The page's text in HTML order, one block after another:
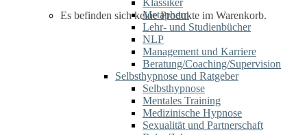
Es befinden sich keine Produkte im Warenkorb.
Klassiker
Metaphern
Lehr- und Studienbücher
NLP
Management und Karriere
Beratung/Coaching/Supervision
Selbsthypnose und Ratgeber
Selbsthypnose
Mentales Training
Medizinische Hypnose
Sexualität und Partnerschaft